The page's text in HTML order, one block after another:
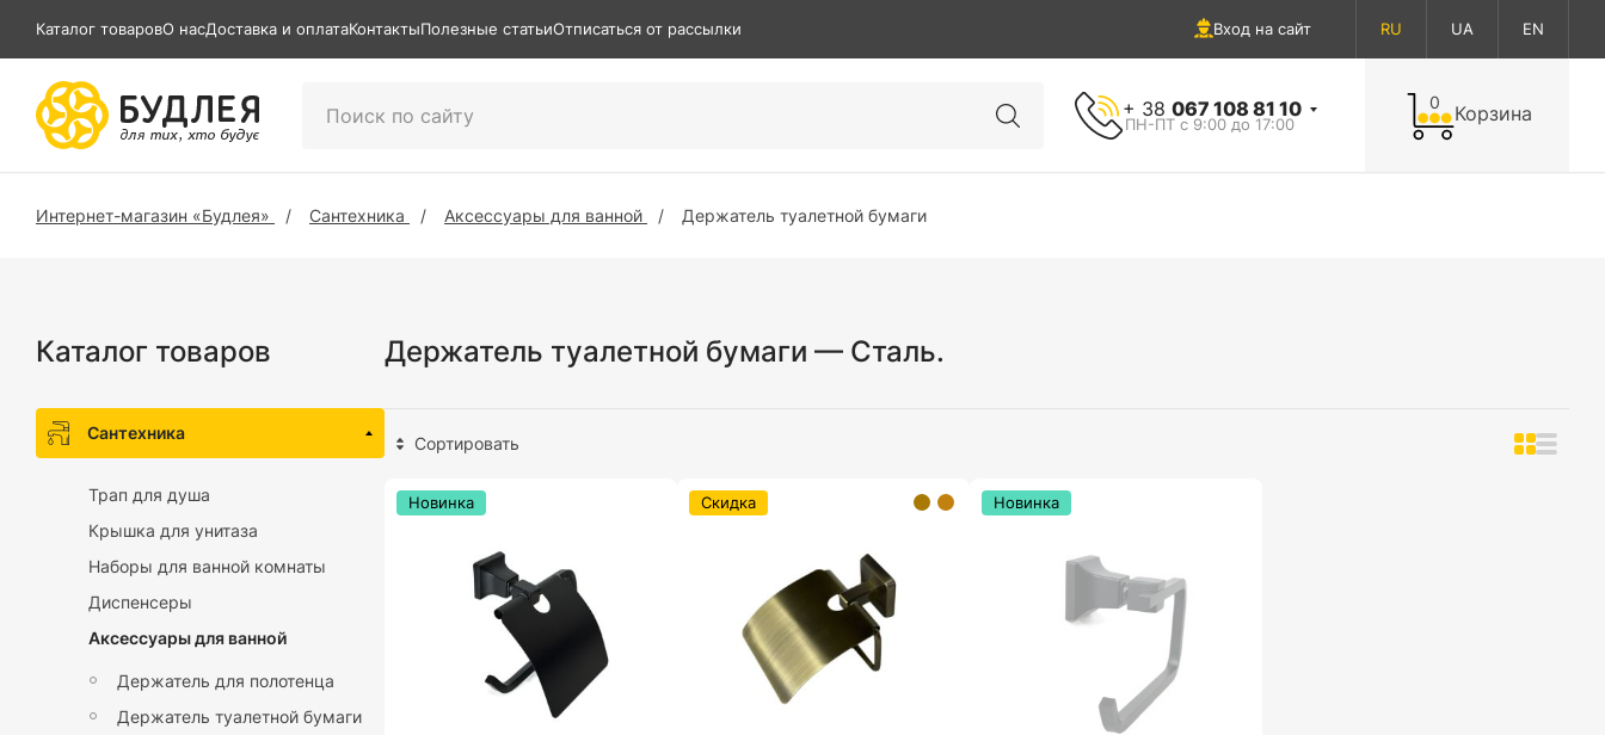
Каталог товаровО насДоставка и оплатаКонтактыПолезные статьиОтписаться от рассылки Вход на сайт RU UA EN
+ 38 067 108 81 10
ПН-ПТ с 9:00 до 17:00
0 Корзина
Интернет-магазин «Будлея» Сантехника Аксессуары для ванной Держатель туалетной бумаги
Каталог товаров
Сантехника
Трап для душа
Крышка для унитаза
Наборы для ванной комнаты
Диспенсеры
Аксессуары для ванной
Держатель для полотенца
Держатель туалетной бумаги
Держатель туалетной бумаги — Сталь.
Сортировать
Новинка Скидка Новинка